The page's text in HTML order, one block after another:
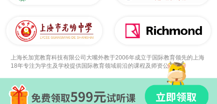
上海长加宽教育科技有限公司大嘴外教于2006年成立于国际教育领先的上海
18年专注为学生及学校提供国际教育领域前沿的课程及师资公司。